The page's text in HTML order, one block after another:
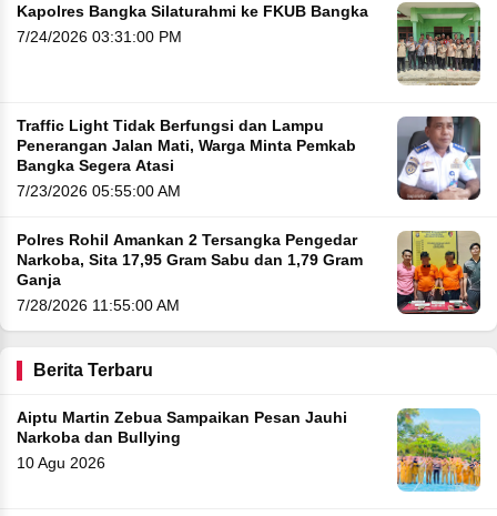
Kapolres Bangka Silaturahmi ke FKUB Bangka
7/24/2026 03:31:00 PM
Traffic Light Tidak Berfungsi dan Lampu
Penerangan Jalan Mati, Warga Minta Pemkab
Bangka Segera Atasi
7/23/2026 05:55:00 AM
Polres Rohil Amankan 2 Tersangka Pengedar
Narkoba, Sita 17,95 Gram Sabu dan 1,79 Gram
Ganja
7/28/2026 11:55:00 AM
Berita Terbaru
Aiptu Martin Zebua Sampaikan Pesan Jauhi
Narkoba dan Bullying
10 Agu 2026